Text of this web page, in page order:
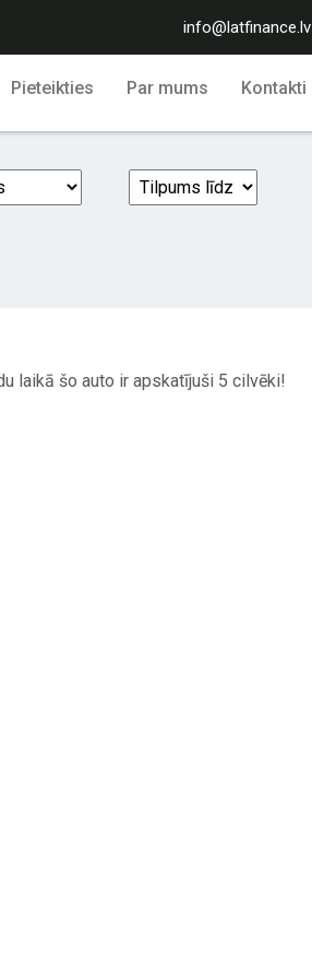
info@latfinance.lv
Pieteikties Par mums Kontakti
laikā šo auto ir apskatījuši 5 cilvēki!